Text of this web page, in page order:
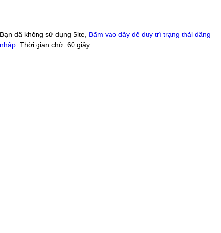
Bạn đã không sử dụng Site, Bấm vào đây để duy trì trạng thái đăng
nhập . Thời gian chờ: 60 giây